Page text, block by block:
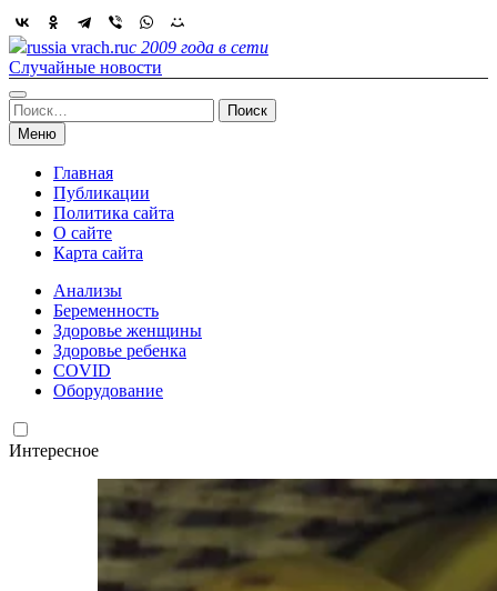
Skip
to
content
russia vrach.ruс 2009 года в сети
Случайные новости
Найти:
Меню
Главная
Публикации
Политика сайта
О сайте
Карта сайта
Анализы
Беременность
Здоровье женщины
Здоровье ребенка
COVID
Оборудование
Интересное